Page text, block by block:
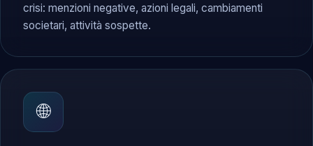
crisi: menzioni negative, azioni legali, cambiamenti
societari, attività sospette.
🌐